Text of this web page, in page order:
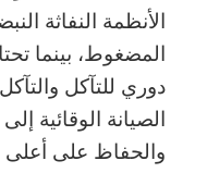
الأنظمة النفاثة
المضغوط، بينما
دوري للتآكل
الصيانة الوقائية
والحفاظ على أعلى